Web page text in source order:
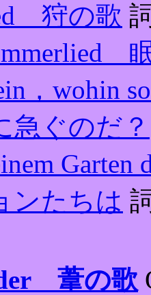
狩の歌
，wohin
急ぐのだ？
ンたちは
葦の歌